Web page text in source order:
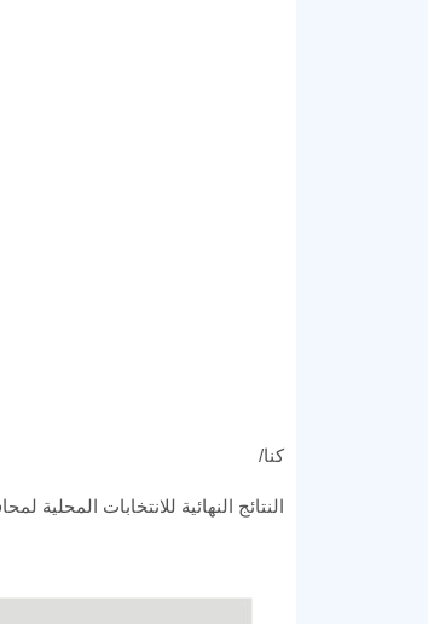
كنا/
النتائج النهائية للانتخابات المحلية